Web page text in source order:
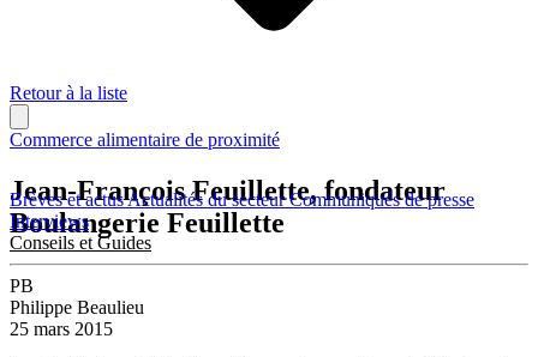
Brèves et actusActualités du secteurCommuniqués de presse
Interviews
Conseils et Guides
Retour à la liste
Commerce alimentaire de proximité
Jean-François Feuillette, fondateur
Boulangerie Feuillette
PB
Philippe Beaulieu
25 mars 2015